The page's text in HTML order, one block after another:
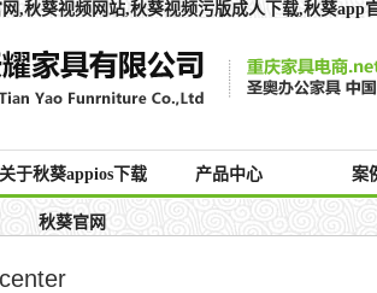
,秋葵视频网站,秋葵视频污版成人下载,秋葵app
关于秋葵appios下载
秋葵官网
产品中心 案